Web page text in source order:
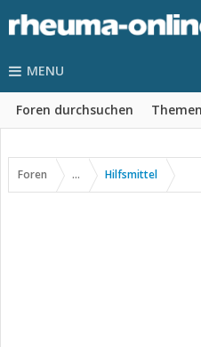
MENU
Foren durchsuchen
Foren ... Hilfsmittel